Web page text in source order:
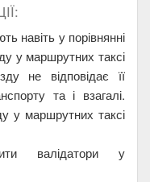
навіть у порівнянні
у маршрутних таксі
не відповідає її
та і взагалі.
у маршрутних таксі
валідатори у